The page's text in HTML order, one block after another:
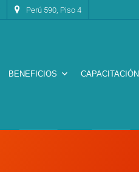
Perú 590, Piso 4
BENEFICIOS CAPACITACIÓN